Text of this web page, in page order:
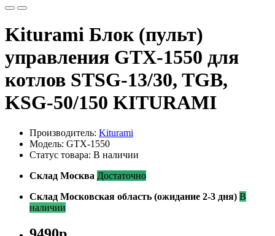
Kiturami Блок (пульт)
управления GТХ-1550 для
котлов STSG-13/30, TGB,
KSG-50/150 KITURAMI
Производитель: Kiturami
Модель: GТХ-1550
Статус товара: В наличии
Склад Москва Достаточно
Склад Московская область (ожидание 2-3 дня) В
наличии